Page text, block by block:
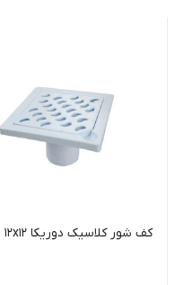
کف شور کلاسیک دوریکا 12x12